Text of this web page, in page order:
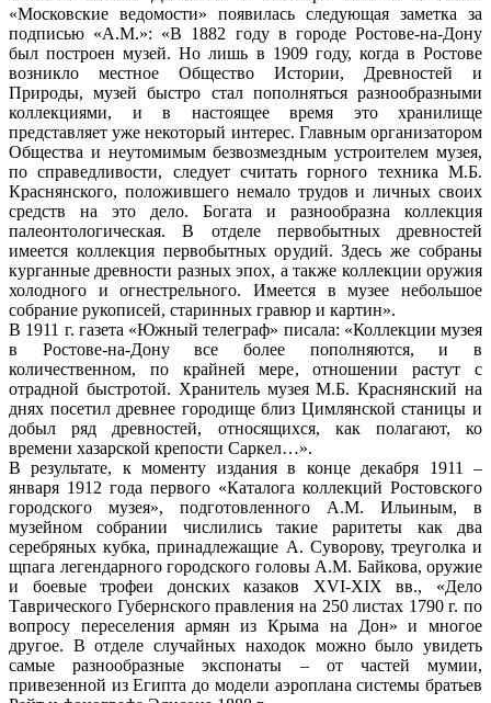
«Московские ведомости» появилась следующая заметка за
подписью «А.М.»: «В 1882 году в городе Ростове-на-Дону
был построен музей. Но лишь в 1909 году, когда в Ростове
возникло местное Общество Истории, Древностей и
Природы, музей быстро стал пополняться разнообразными
коллекциями, и в настоящее время это хранилище
представляет уже некоторый интерес. Главным организатором
Общества и неутомимым безвозмездным устроителем музея,
по справедливости, следует считать горного техника М.Б.
Краснянского, положившего немало трудов и личных своих
средств на это дело. Богата и разнообразна коллекция
палеонтологическая. В отделе первобытных древностей
имеется коллекция первобытных орудий. Здесь же собраны
курганные древности разных эпох, а также коллекции оружия
холодного и огнестрельного. Имеется в музее небольшое
собрание рукописей, старинных гравюр и картин».
В 1911 г. газета «Южный телеграф» писала: «Коллекции музея
в Ростове-на-Дону все более пополняются, и в
количественном, по крайней мере, отношении растут с
отрадной быстротой. Хранитель музея М.Б. Краснянский на
днях посетил древнее городище близ Цимлянской станицы и
добыл ряд древностей, относящихся, как полагают, ко
времени хазарской крепости Саркел…».
В результате, к моменту издания в конце декабря 1911 –
января 1912 года первого «Каталога коллекций Ростовского
городского музея», подготовленного А.М. Ильиным, в
музейном собрании числились такие раритеты как два
серебряных кубка, принадлежащие А. Суворову, треуголка и
щпага легендарного городского головы А.М. Байкова, оружие
и боевые трофеи донских казаков XVI-XIX вв., «Дело
Таврического Губернского правления на 250 листах 1790 г. по
вопросу переселения армян из Крыма на Дон» и многое
другое. В отделе случайных находок можно было увидеть
самые разнообразные экспонаты – от частей мумии,
привезенной из Египта до модели аэроплана системы братьев